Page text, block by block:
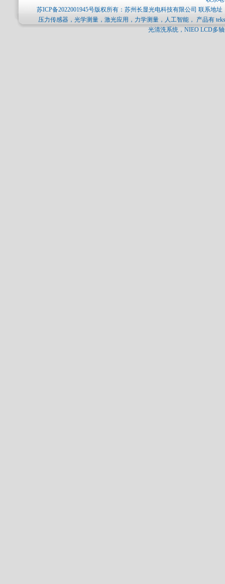
苏ICP备2022001945号版权所有：苏州长显光电科技有限公司 联系地
压力传感器，光学测量，激光应用，力学测量，人工智能， 产品有
光清洗系统，NIEO LCD多